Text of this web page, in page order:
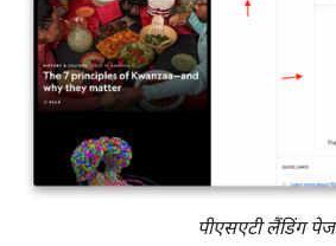
पीएसएटी लैंडिंग पेज